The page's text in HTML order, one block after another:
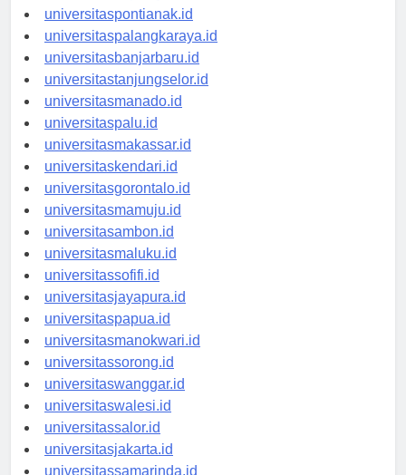
universitaskupang.id
universitaspontianak.id
universitaspalangkaraya.id
universitasbanjarbaru.id
universitastanjungselor.id
universitasmanado.id
universitaspalu.id
universitasmakassar.id
universitaskendari.id
universitasgorontalo.id
universitasmamuju.id
universitasambon.id
universitasmaluku.id
universitassofifi.id
universitasjayapura.id
universitaspapua.id
universitasmanokwari.id
universitassorong.id
universitaswanggar.id
universitaswalesi.id
universitassalor.id
universitasjakarta.id